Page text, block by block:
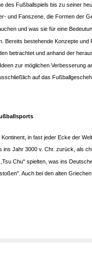
des Fußballspiels bis zu seiner
und Fanszene, die Formen der
und was sie für eine
Bereits bestehende Konzepte und
betrachtet und anhand der
zur möglichen Verbesserung
auf das
in fast jeder Ecke der
ins Jahr 3000 v. Chr. zurück, als
Chu" spielten, was ins
Auch bei den alten